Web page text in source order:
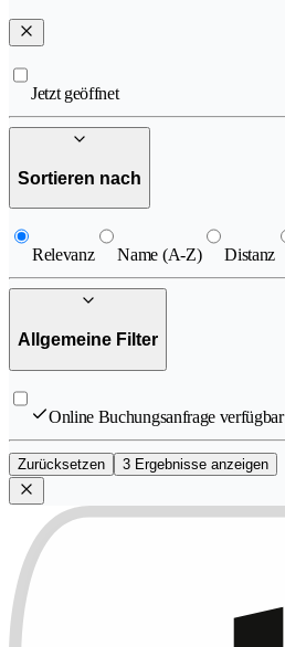
Jetzt geöffnet
Sortieren nach
Relevanz Name (A-Z) Distanz
Allgemeine Filter
Online Buchungsanfrage verfügbar
Zurücksetzen 3 Ergebnisse anzeigen